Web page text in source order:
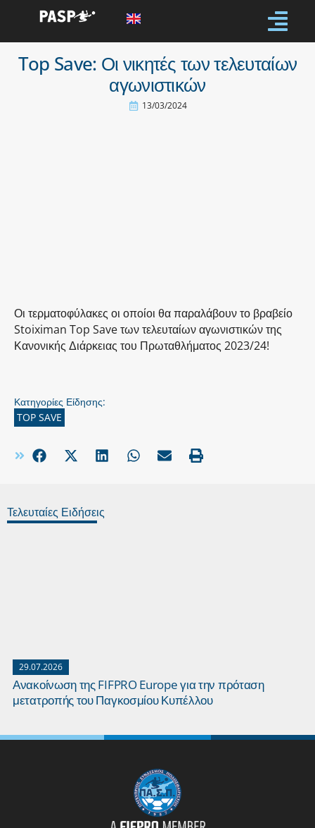
Top Save: Οι νικητές των τελευταίων
αγωνιστικών
13/03/2024
Οι τερματοφύλακες οι οποίοι θα παραλάβουν το βραβείο
Stoiximan Top Save των τελευταίων αγωνιστικών της
Κανονικής Διάρκειας του Πρωταθλήματος 2023/24!
Κατηγορίες Είδησης:
TOP SAVE
Τελευταίες Ειδήσεις
29.07.2026
Ανακοίνωση της FIFPRO Europe για την πρόταση
μετατροπής του Παγκοσμίου Κυπέλλου